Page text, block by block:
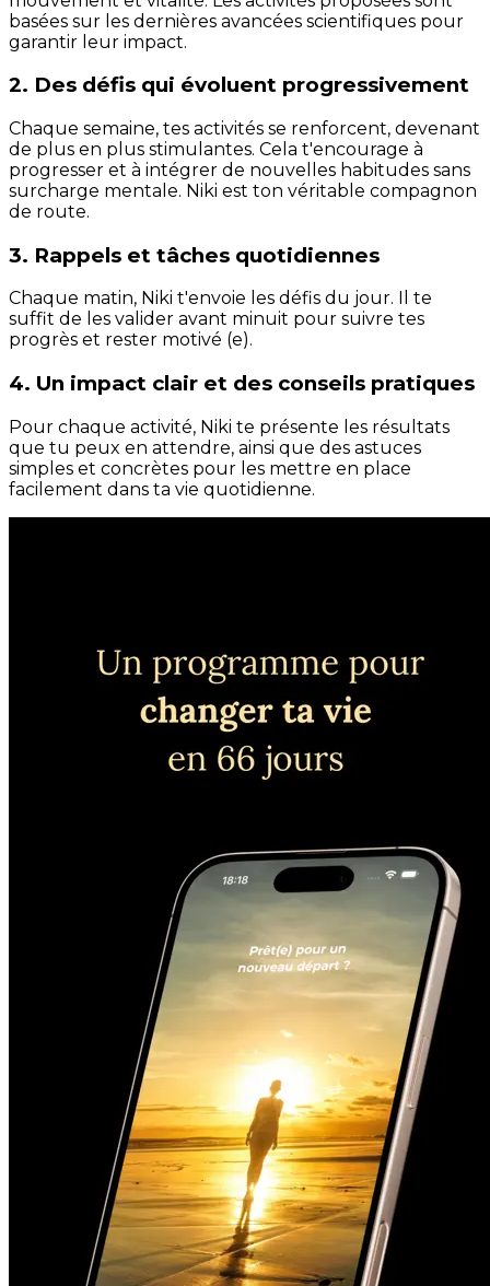
basées sur les dernières avancées scientifiques pour
garantir leur impact.
2. Des défis qui évoluent progressivement
Chaque semaine, tes activités se renforcent, devenant
de plus en plus stimulantes. Cela t'encourage à
progresser et à intégrer de nouvelles habitudes sans
surcharge mentale. Niki est ton véritable compagnon
de route.
3. Rappels et tâches quotidiennes
Chaque matin, Niki t'envoie les défis du jour. Il te
suffit de les valider avant minuit pour suivre tes
progrès et rester motivé (e).
4. Un impact clair et des conseils pratiques
Pour chaque activité, Niki te présente les résultats
que tu peux en attendre, ainsi que des astuces
simples et concrètes pour les mettre en place
facilement dans ta vie quotidienne.